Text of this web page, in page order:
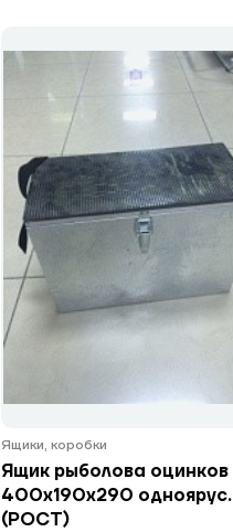
Ящики, коробки
Ящик рыболова оцинков
400x190x290 одноярус.
(РОСТ)